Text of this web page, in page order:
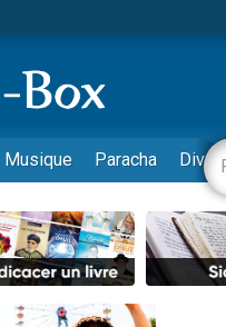
aux Orphelins
dans un appartement insalubre
de Yohan
Musique Paracha